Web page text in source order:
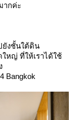
ากค่ะ
ยังชั้นใต้ดิน
หญ่ ที่ให้เราได้ใช้
Bangkok